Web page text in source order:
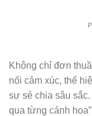
Không chỉ đơn
nối cảm xúc, thể
sự sẻ chia sâu
qua từng cánh